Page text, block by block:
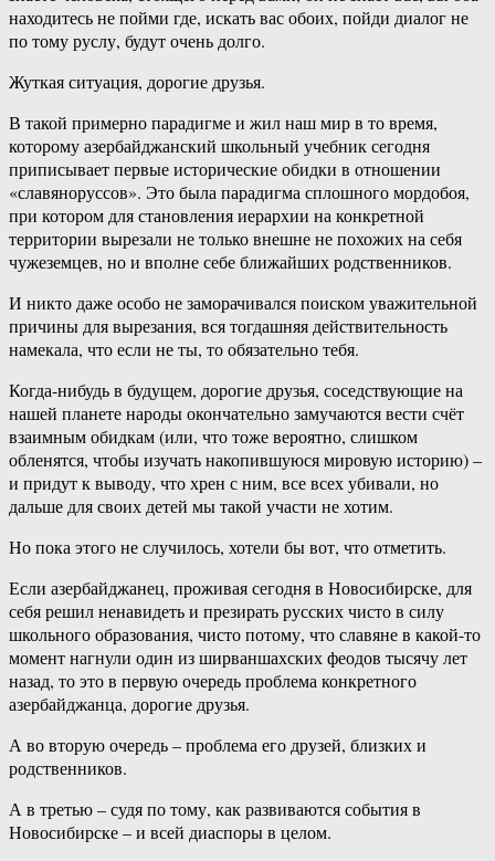
находитесь не пойми где, искать вас обоих, пойди диалог не
по тому руслу, будут очень долго.
Жуткая ситуация, дорогие друзья.
В такой примерно парадигме и жил наш мир в то время,
которому азербайджанский школьный учебник сегодня
приписывает первые исторические обидки в отношении
«славяноруссов». Это была парадигма сплошного мордобоя,
при котором для становления иерархии на конкретной
территории вырезали не только внешне не похожих на себя
чужеземцев, но и вполне себе ближайших родственников.
И никто даже особо не заморачивался поиском уважительной
причины для вырезания, вся тогдашняя действительность
намекала, что если не ты, то обязательно тебя.
Когда-нибудь в будущем, дорогие друзья, соседствующие на
нашей планете народы окончательно замучаются вести счёт
взаимным обидкам (или, что тоже вероятно, слишком
обленятся, чтобы изучать накопившуюся мировую историю) –
и придут к выводу, что хрен с ним, все всех убивали, но
дальше для своих детей мы такой участи не хотим.
Но пока этого не случилось, хотели бы вот, что отметить.
Если азербайджанец, проживая сегодня в Новосибирске, для
себя решил ненавидеть и презирать русских чисто в силу
школьного образования, чисто потому, что славяне в какой-то
момент нагнули один из ширваншахских феодов тысячу лет
назад, то это в первую очередь проблема конкретного
азербайджанца, дорогие друзья.
А во вторую очередь – проблема его друзей, близких и
родственников.
А в третью – судя по тому, как развиваются события в
Новосибирске – и всей диаспоры в целом.